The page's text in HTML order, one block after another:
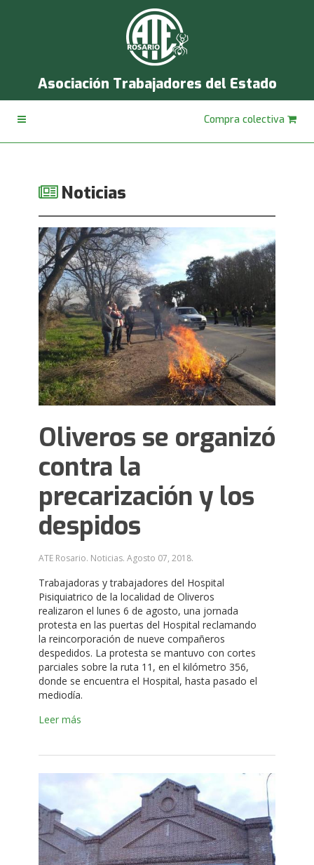
Asociación Trabajadores del Estado
Compra colectiva
Noticias
Oliveros se organizó
contra la
precarización y los
despidos
ATE Rosario. Noticias. Agosto 07, 2018.
Trabajadoras y trabajadores del Hospital
Pisiquiatrico de la localidad de Oliveros
realizaron el lunes 6 de agosto, una jornada
protesta en las puertas del Hospital reclamando
la reincorporación de nueve compañeros
despedidos. La protesta se mantuvo con cortes
parciales sobre la ruta 11, en el kilómetro 356,
donde se encuentra el Hospital, hasta pasado el
mediodía.
Leer más